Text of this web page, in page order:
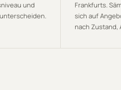
und
Frankfurts.
sich auf
nach Zustand,